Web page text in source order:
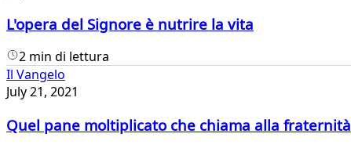
L'opera del Signore è nutrire la vita
2 min di lettura
Il Vangelo
July 21, 2021
Quel pane moltiplicato che chiama alla fraternità